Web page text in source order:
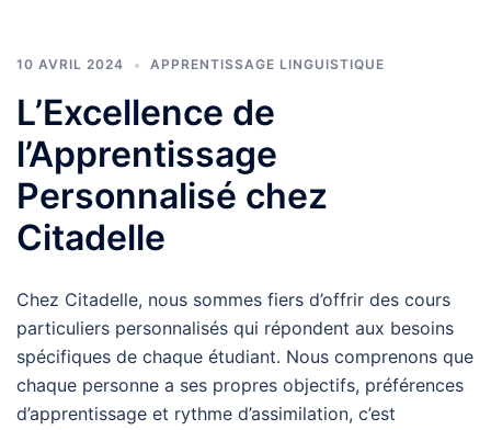
10 AVRIL 2024 APPRENTISSAGE LINGUISTIQUE
L’Excellence de
l’Apprentissage
Personnalisé chez
Citadelle
Chez Citadelle, nous sommes fiers d’offrir des cours
particuliers personnalisés qui répondent aux besoins
spécifiques de chaque étudiant. Nous comprenons que
chaque personne a ses propres objectifs, préférences
d’apprentissage et rythme d’assimilation, c’est